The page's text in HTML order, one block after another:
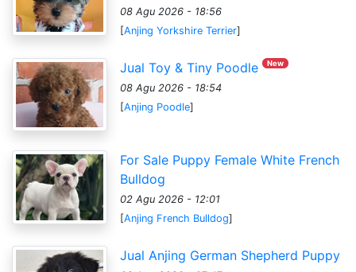
08 Agu 2026 - 18:56
[Anjing Yorkshire Terrier]
Jual Toy & Tiny Poodle New
08 Agu 2026 - 18:54
[Anjing Poodle]
For Sale Puppy Female White French
Bulldog
02 Agu 2026 - 12:01
[Anjing French Bulldog]
Jual Anjing German Shepherd Puppy